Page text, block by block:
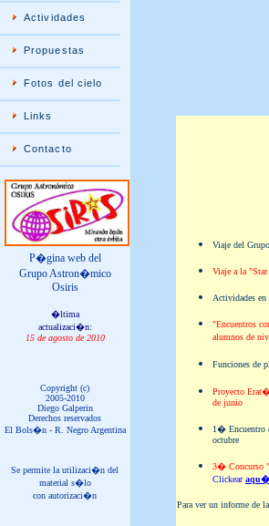
Actividades
Propuestas
Fotos del cielo
Links
Contacto
P�gina web del
Grupo Astron�mico
Osiris
�ltima
actualizaci�n:
15 de agosto de 2010
Copyright (c)
2005-2010
Diego Galperin
Derechos reservados
El Bols�n - R. Negro Argentina
Se permite la utilizaci�n del
material s�lo
con autorizaci�n
Viaje del
Viaje a la
Actividades
"Encuentros
alumnos de
Funciones de
Proyecto
de junio
1� Encuentro
octubre
3� Concurso
Clickear
Para ver un informe de